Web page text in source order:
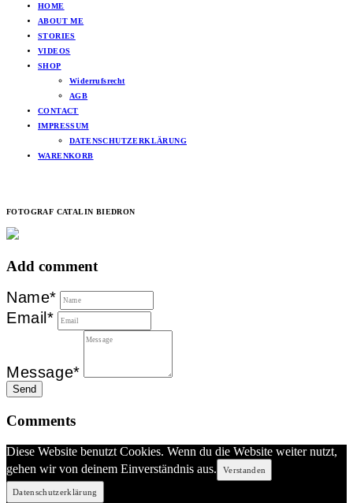
HOME
ABOUT ME
STORIES
VIDEOS
SHOP
Widerrufsrecht
AGB
CONTACT
IMPRESSUM
DATENSCHUTZERKLÄRUNG
WARENKORB
FOTOGRAF CATALIN BIEDRON
Add comment
Name*
Email*
Message*
Send
Comments
Diese Website benutzt Cookies. Wenn du die Website weiter nutzt,
gehen wir von deinem Einverständnis aus.
Verstanden
Datenschutzerklärung